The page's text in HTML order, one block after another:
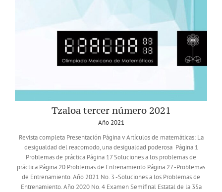
Tzaloa tercer número 2021
Año 2021
Revista completa Presentación Página v Artículos de matemáticas: La
desigualdad del reacomodo, una desigualdad poderosa Página 1
Problemas de práctica Página 17 Soluciones a los problemas de
práctica Página 20 Problemas de Entrenamiento Página 27 -Problemas
de Entrenamiento. Año 2021 No. 3 -Soluciones a los Problemas de
Entrenamiento. Año 2020 No. 4 Examen Semifinal Estatal de la 35a